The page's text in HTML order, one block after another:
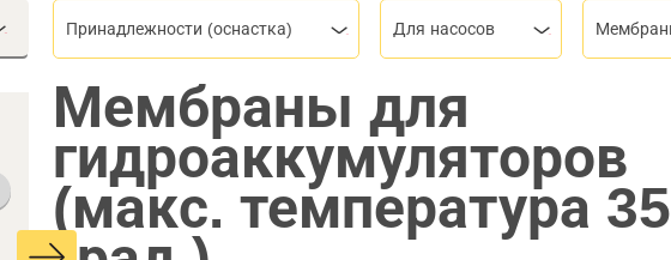
Принадлежности (оснастка) Для насосов
Мембраны для
гидроаккумуляторов
(макс. температура 35